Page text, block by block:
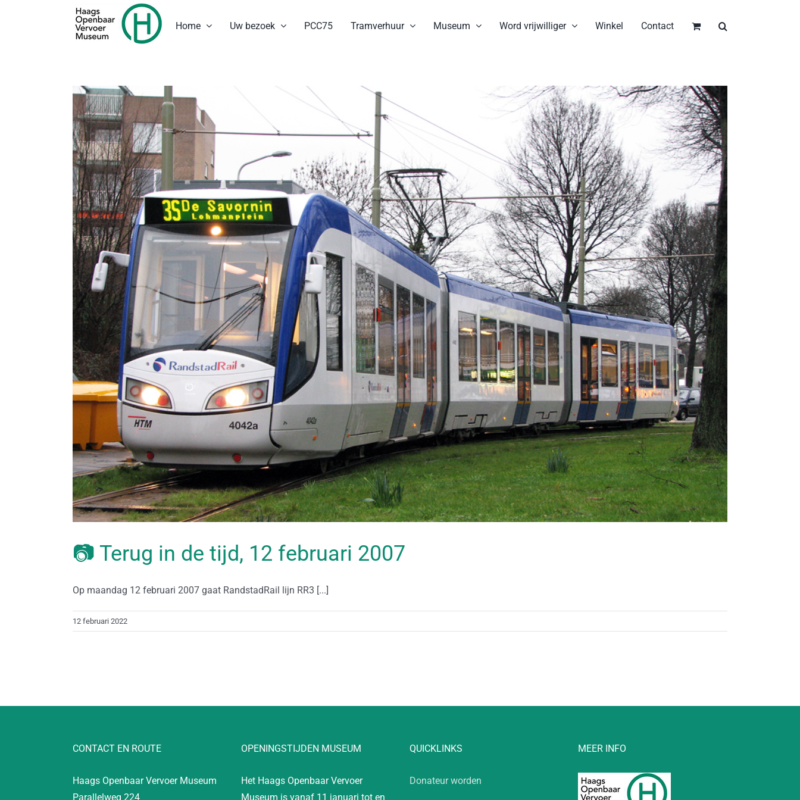
Home Uw bezoek PCC75 Tramverhuur Museum Word vrijwilliger Winkel Contact
📷 Terug in de tijd, 12 februari 2007
Op maandag 12 februari 2007 gaat RandstadRail lijn RR3 [...]
12 februari 2022
CONTACT EN ROUTE
Haags Openbaar Vervoer Museum
Parallelweg 224
OPENINGSTIJDEN MUSEUM
Het Haags Openbaar Vervoer
Museum is vanaf 11 januari tot en
QUICKLINKS
Donateur worden
MEER INFO